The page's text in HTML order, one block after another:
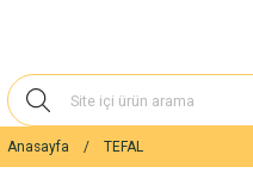
Anasayfa TEFAL